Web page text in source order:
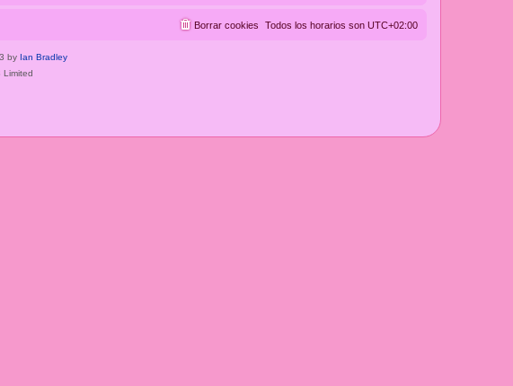
Todos los horarios son UTC+02:00
Borrar cookies
by Ian Bradley
Limited